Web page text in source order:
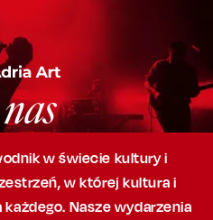
w świecie kultury i
w której kultura i
Nasze wydarzenia